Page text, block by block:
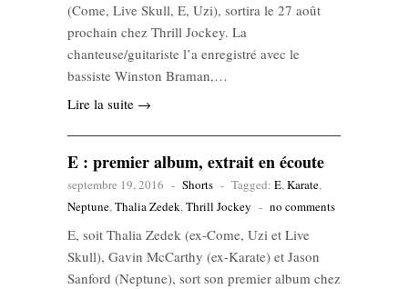
(Come, Live Skull, E, Uzi), sortira le 27 août
prochain chez Thrill Jockey. La
chanteuse/guitariste l’a enregistré avec le
bassiste Winston Braman,…
Lire la suite →
E : premier album, extrait en écoute
septembre 19, 2016 - Shorts - Tagged: E,Karate,
Neptune,Thalia Zedek,Thrill Jockey - no comments
E, soit Thalia Zedek (ex-Come, Uzi et Live
Skull), Gavin McCarthy (ex-Karate) et Jason
Sanford (Neptune), sort son premier album chez